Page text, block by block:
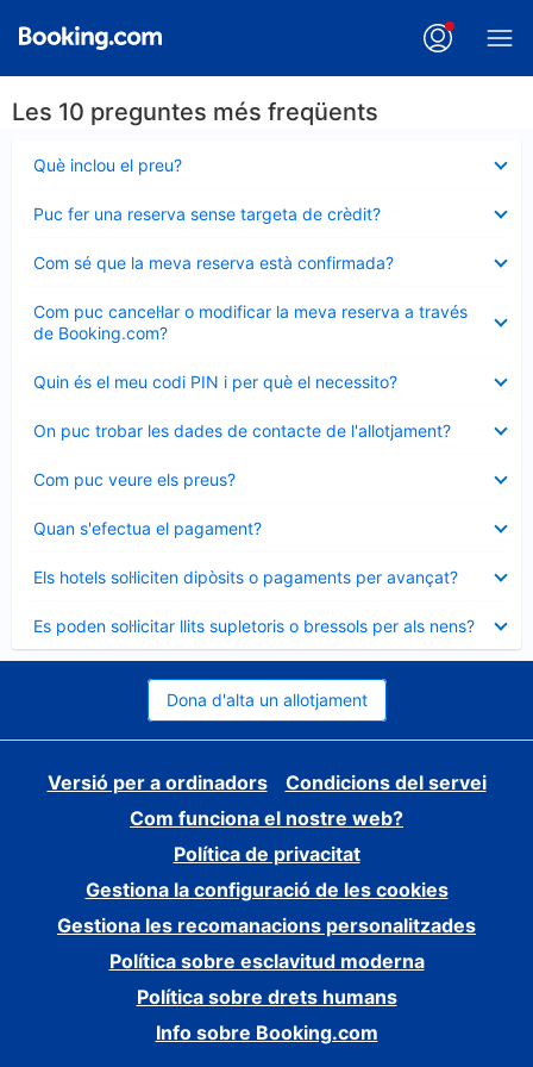
Les 10 preguntes més freqüents
Què inclou el preu?
tancat
Puc fer una reserva sense targeta de crèdit?
tancat
Com sé que la meva reserva està confirmada?
tancat
Com puc cancel·lar o modificar la meva reserva a través
de Booking.com?
tancat
Quin és el meu codi PIN i per què el necessito?
tancat
On puc trobar les dades de contacte de l'allotjament?
tancat
Com puc veure els preus?
tancat
Quan s'efectua el pagament?
tancat
Els hotels sol·liciten dipòsits o pagaments per avançat?
tancat
Es poden sol·licitar llits supletoris o bressols per als nens?
tancat
Dona d'alta un allotjament
Versió per a ordinadors
Condicions del servei
Com funciona el nostre web?
Política de privacitat
Gestiona la configuració de les cookies
Gestiona les recomanacions personalitzades
Política sobre esclavitud moderna
Política sobre drets humans
Info sobre Booking.com